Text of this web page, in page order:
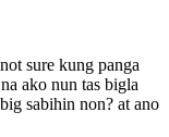
sure kung panga
ako nun tas bigla
sabihin non? at ano